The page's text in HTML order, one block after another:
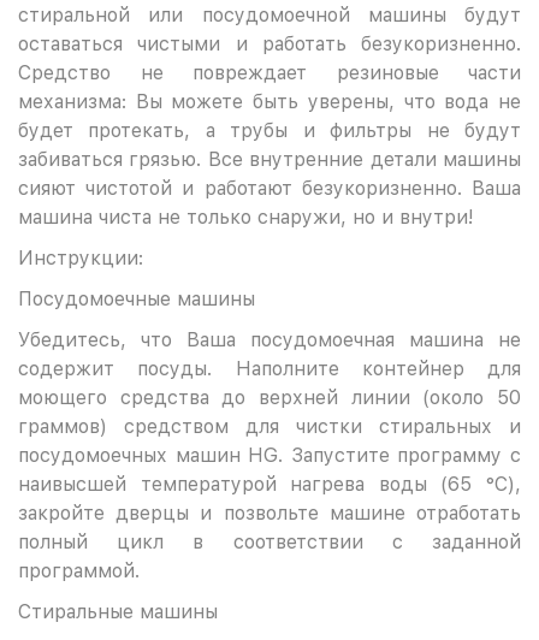
стиральной или посудомоечной машины будут
оставаться чистыми и работать безукоризненно.
Средство не повреждает резиновые части
механизма: Вы можете быть уверены, что вода не
будет протекать, а трубы и фильтры не будут
забиваться грязью. Все внутренние детали машины
сияют чистотой и работают безукоризненно. Ваша
машина чиста не только снаружи, но и внутри!
Инструкции:
Посудомоечные машины
Убедитесь, что Ваша посудомоечная машина не
содержит посуды. Наполните контейнер для
моющего средства до верхней линии (около 50
граммов) средством для чистки стиральных и
посудомоечных машин HG. Запустите программу с
наивысшей температурой нагрева воды (65 °С),
закройте дверцы и позвольте машине отработать
полный цикл в соответствии с заданной
программой.
Стиральные машины